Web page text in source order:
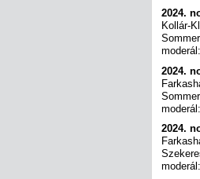
2024.
Kollár-
2024.
2024.